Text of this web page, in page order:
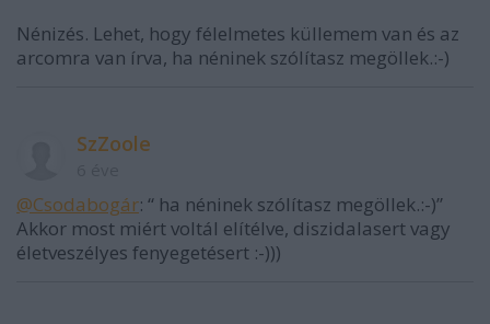
Nénizés. Lehet, hogy félelmetes küllemem van és az
arcomra van írva, ha néninek szólítasz megöllek.:-)
SzZoole
@Csodabogár: “ ha néninek szólítasz megöllek.:-)”
Akkor most miért voltál elítélve, diszidalasert vagy
életveszélyes fenyegetésert :-)))